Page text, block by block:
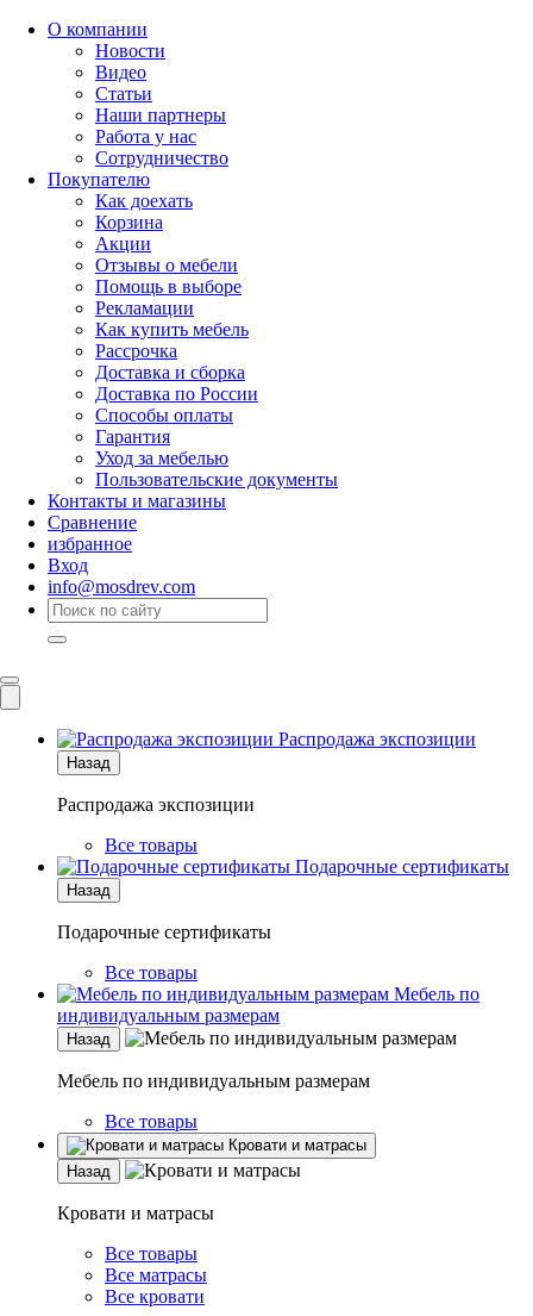
О компании
Новости
Видео
Статьи
Наши партнеры
Работа у нас
Сотрудничество
Покупателю
Как доехать
Корзина
Акции
Отзывы о мебели
Помощь в выборе
Рекламации
Как купить мебель
Рассрочка
Доставка и сборка
Доставка по России
Способы оплаты
Гарантия
Уход за мебелью
Пользовательские документы
Контакты и магазины
Сравнение
избранное
Вход
info@mosdrev.com
Распродажа экспозиции
Назад
Распродажа экспозиции
Все товары
Подарочные сертификаты
Назад
Подарочные сертификаты
Все товары
Мебель по
индивидуальным размерам
Назад
Мебель по индивидуальным размерам
Все товары
Кровати и матрасы
Назад
Кровати и матрасы
Все товары
Все матрасы
Все кровати